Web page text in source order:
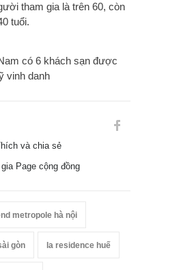
tham gia là trên 60, còn
tuổi.
có 6 khách sạn được
vinh danh
và chia sẻ
Page cộng đồng
metropole hà nội
gòn la residence huế